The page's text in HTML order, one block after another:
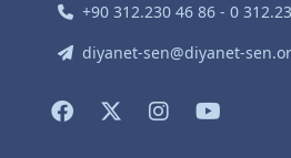
+90 312.230 46 86 - 0
diyanet-sen@diyanet-